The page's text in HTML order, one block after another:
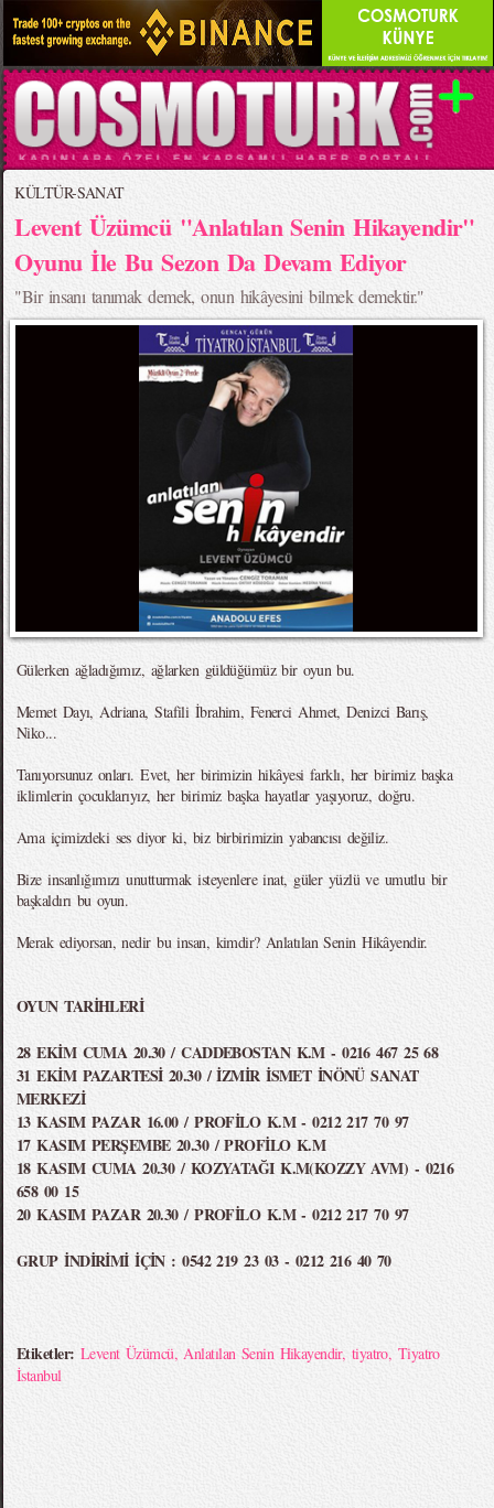
KÜLTÜR-SANAT
Levent Üzümcü "Anlatılan Senin Hikayendir"
Oyunu İle Bu Sezon Da Devam Ediyor
"Bir insanı tanımak demek, onun hikâyesini bilmek demektir."
Gülerken ağladığımız, ağlarken güldüğümüz bir oyun bu.
Memet Dayı, Adriana, Stafili İbrahim, Fenerci Ahmet, Denizci Barış,
Niko...
Tanıyorsunuz onları. Evet, her birimizin hikâyesi farklı, her birimiz başka
iklimlerin çocuklarıyız, her birimiz başka hayatlar yaşıyoruz, doğru.
Ama içimizdeki ses diyor ki, biz birbirimizin yabancısı değiliz.
Bize insanlığımızı unutturmak isteyenlere inat, güler yüzlü ve umutlu bir
başkaldırı bu oyun.
Merak ediyorsan, nedir bu insan, kimdir? Anlatılan Senin Hikâyendir.
OYUN TARİHLERİ
28 EKİM CUMA 20.30 / CADDEBOSTAN K.M - 0216 467 25 68
31 EKİM PAZARTESİ 20.30 / İZMİR İSMET İNÖNÜ SANAT
MERKEZİ
13 KASIM PAZAR 16.00 / PROFİLO K.M - 0212 217 70 97
17 KASIM PERŞEMBE 20.30 / PROFİLO K.M
18 KASIM CUMA 20.30 / KOZYATAĞI K.M(KOZZY AVM) - 0216
658 00 15
20 KASIM PAZAR 20.30 / PROFİLO K.M - 0212 217 70 97
GRUP İNDİRİMİ İÇİN : 0542 219 23 03 - 0212 216 40 70
Etiketler: Levent Üzümcü,Anlatılan Senin Hikayendir, tiyatro, Tiyatro
İstanbul